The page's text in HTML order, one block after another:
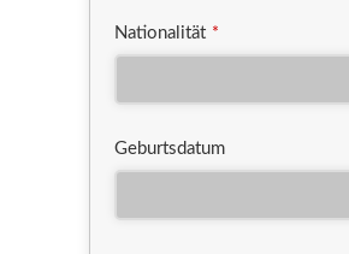
Nationalität *
Geburtsdatum